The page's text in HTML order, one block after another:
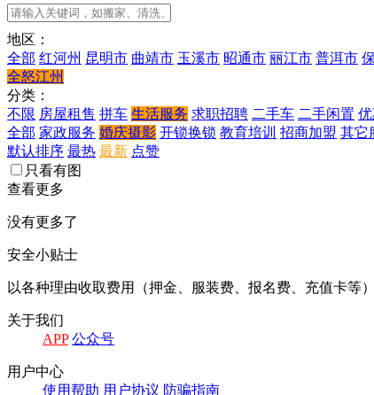
地区：
全部 红河州 昆明市 曲靖市 玉溪市 昭通市 丽江市 普洱市
全怒江州
分类：
不限 房屋租售 拼车 生活服务 求职招聘 二手车 二手闲置
全部 家政服务 婚庆摄影 开锁换锁 教育培训 招商加盟 其它
默认排序 最热 最新 点赞
只看有图
查看更多
没有更多了
安全小贴士
以各种理由收取费用（押金、服装费、报名费、充值卡等
关于我们
APP 公众号
用户中心
使用帮助 用户协议 防骗指南